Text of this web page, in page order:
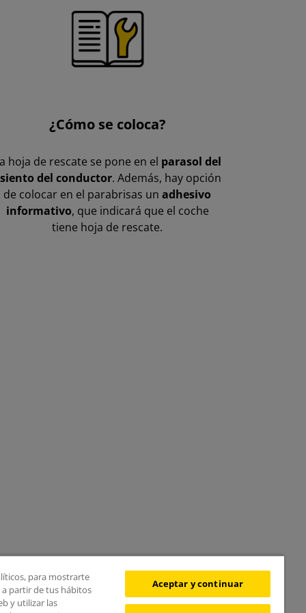
¿Cómo se coloca?
hoja de rescate se pone en el parasol del
del conductor. Además, hay opción
de colocar en el parabrisas unadhesivo
informativo, que indicará que el coche
tiene hoja de rescate.
para mostrarte
partir de tus hábitos
y utilizar las
Aceptar y continuar